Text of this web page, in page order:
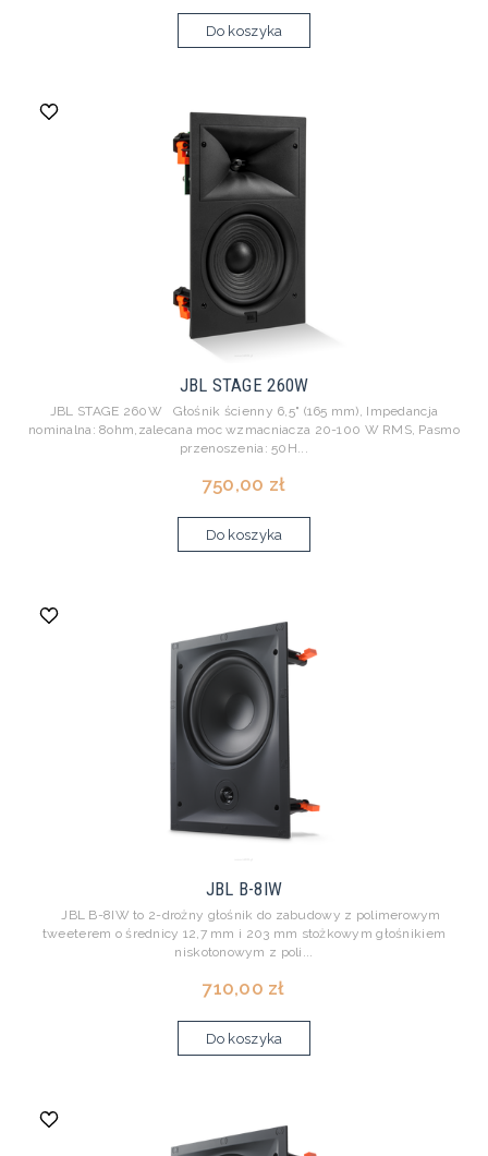
Do koszyka
JBL STAGE 260W
JBL STAGE 260W Głośnik ścienny 6,5" (165 mm), Impedancja
nominalna: 8ohm,zalecana moc wzmacniacza 20-100 W RMS, Pasmo
przenoszenia: 50H...
750,00 zł
Do koszyka
JBL B-8IW
JBL B-8IW to 2-drożny głośnik do zabudowy z polimerowym
tweeterem o średnicy 12,7 mm i 203 mm stożkowym głośnikiem
niskotonowym z poli...
710,00 zł
Do koszyka